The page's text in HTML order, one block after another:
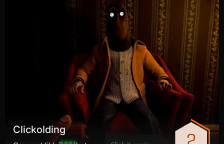
Clickolding